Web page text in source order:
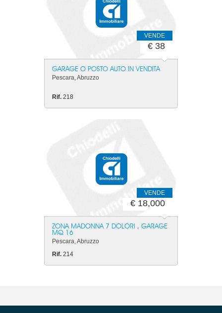
VENDE
€ 38
GARAGE O POSTO AUTO IN VENDITA
Pescara, Abruzzo
Rif. 218
VENDE
€ 18,000
ZONA MADONNA 7 DOLORI , GARAGE
MQ 16
Pescara, Abruzzo
Rif. 214